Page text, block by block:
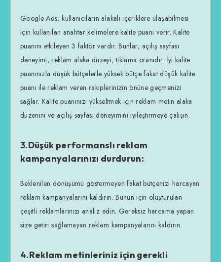
Google Ads, kullanıcıların alakalı içeriklere ulaşabilmesi
için kullanılan anahtar kelimelere kalite puanı verir. Kalite
puanını etkileyen 3 faktör vardır. Bunlar; açılış sayfası
deneyimi, reklam alaka düzeyi, tıklama oranıdır. İyi kalite
puanınızla düşük bütçelerle yüksek bütçe fakat düşük kalite
puanı ile reklam veren rakiplerinizin önüne geçmenizi
sağlar. Kalite puanınızı yükseltmek için reklam metin alaka
düzenini ve açılış sayfası deneyimini iyileştirmeye çalışın.
3.Düşük performanslı reklam
kampanyalarınızı durdurun:
Beklenilen dönüşümü göstermeyen fakat bütçenizi harcayan
reklam kampanyalarını kaldırın. Bunun için oluşturulan
çeşitli reklamlarınızı analiz edin. Gereksiz harcama yapan
size getiri sağlamayan reklam kampanyalarını kaldırın.
4.Reklam metinleriniz için gerekli